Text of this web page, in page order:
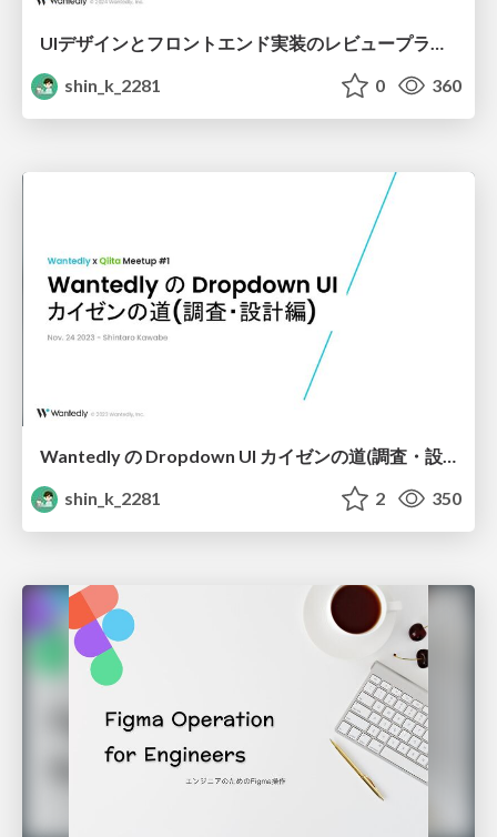
UIデザインとフロントエンド実装のレビュープラクティス集
shin_k_2281
0 360
Wantedly の Dropdown UI カイゼンの道(調査・設計編)
shin_k_2281
2 350